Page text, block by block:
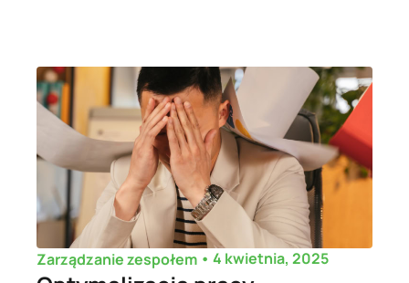
Zarządzanie zespołem • 4 kwietnia, 2025